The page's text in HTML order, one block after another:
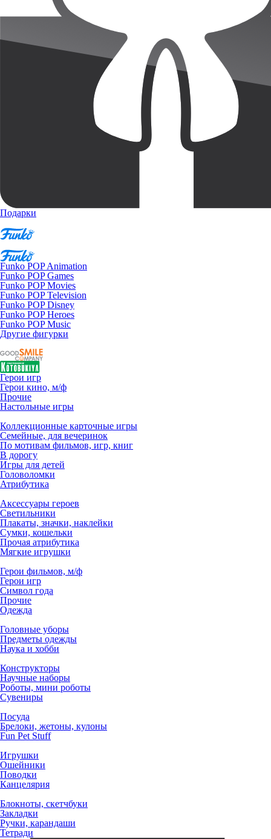
Подарки
Funko POP Animation
Funko POP Games
Funko POP Movies
Funko POP Television
Funko POP Disney
Funko POP Heroes
Funko POP Music
Другие фигурки
Герои игр
Герои кино, м/ф
Прочие
Настольные игры
Коллекционные карточные игры
Семейные, для вечеринок
По мотивам фильмов, игр, книг
В дорогу
Игры для детей
Головоломки
Атрибутика
Аксессуары героев
Светильники
Плакаты, значки, наклейки
Сумки, кошельки
Прочая атрибутика
Мягкие игрушки
Герои фильмов, м/ф
Герои игр
Символ года
Прочие
Одежда
Головные уборы
Предметы одежды
Наука и хобби
Конструкторы
Научные наборы
Роботы, мини роботы
Сувениры
Посуда
Брелоки, жетоны, кулоны
Fun Pet Stuff
Игрушки
Ошейники
Поводки
Канцелярия
Блокноты, скетчбуки
Закладки
Ручки, карандаши
Тетради